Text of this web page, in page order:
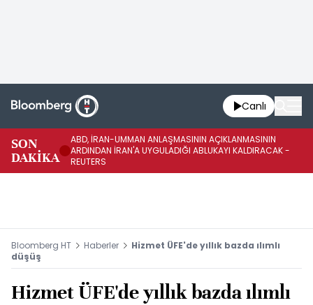
Canlı
SON
DAKİKA
ABD, İRAN-UMMAN ANLAŞMASININ AÇIKLANMASININ
ARDINDAN İRAN'A UYGULADIĞI ABLUKAYI KALDIRACAK -
REUTERS
Bloomberg HT Haberler
Hizmet ÜFE'de yıllık bazda ılımlı
düşüş
Hizmet ÜFE'de yıllık bazda ılımlı